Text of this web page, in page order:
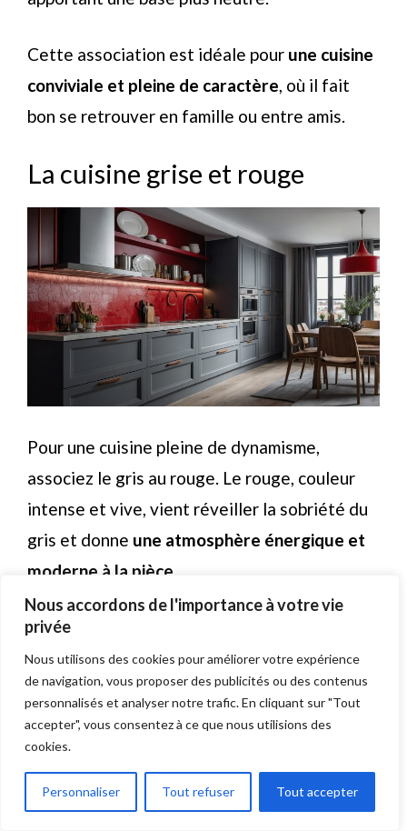
Nous accordons de l'importance à votre vie
privée
Nous utilisons des cookies pour améliorer votre expérience
de navigation, vous proposer des publicités ou des contenus
personnalisés et analyser notre trafic. En cliquant sur "Tout
accepter", vous consentez à ce que nous utilisions des
cookies.
Personnaliser Tout refuser Tout accepter
Cette association est idéale pour une cuisine
conviviale et pleine de caractère, où il fait
bon se retrouver en famille ou entre amis.
La cuisine grise et rouge
Pour une cuisine pleine de dynamisme,
associez le gris au rouge. Le rouge, couleur
intense et vive, vient réveiller la sobriété du
gris et donne une atmosphère énergique et
moderne à la pièce.
Vous pouvez utiliser le rouge sur des détails
comme des chaises, des luminaires ou des
accessoires de cuisine, tout en maintenant
une base grise sur les meubles et les murs.
Cette combinaison fonctionne
particulièrement bien dans
les espaces
contemporains et audacieux.